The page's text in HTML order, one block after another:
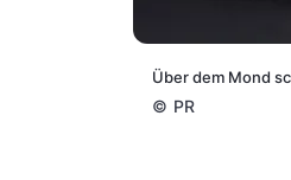
Über dem Mond
© PR